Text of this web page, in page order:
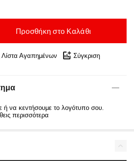
Προσθήκη στο Καλάθι
Αγαπημένων Σύγκριση
να κεντήσουμε το λογότυπο σου.
περισσότερα